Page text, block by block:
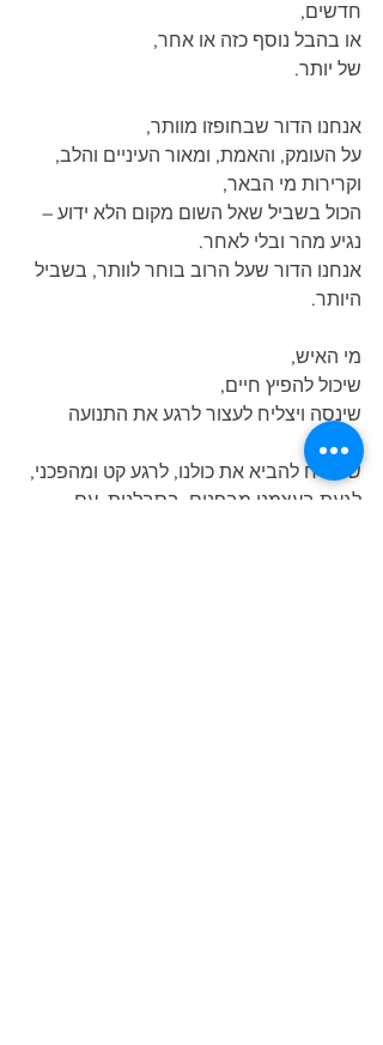
חדשים,
או בהבל נוסף כזה או אחר,
של יותר.
אנחנו הדור שבחופזו מוותר,
על העומק, והאמת, ומאור העיניים והלב,
וקרירות מי הבאר,
הכול בשביל שאל השום מקום הלא ידוע –
נגיע מהר ובלי לאחר.
אנחנו הדור שעל הרוב בוחר לוותר, בשביל
היותר.
מי האיש,
שיכול להפיץ חיים,
שינסה ויצליח לעצור לרגע את התנועה
בכביש.
שיצליח להביא את כולנו, לרגע קט ומהפכני,
לגעת בעצמנו מבפנים, בסבלנות, עם